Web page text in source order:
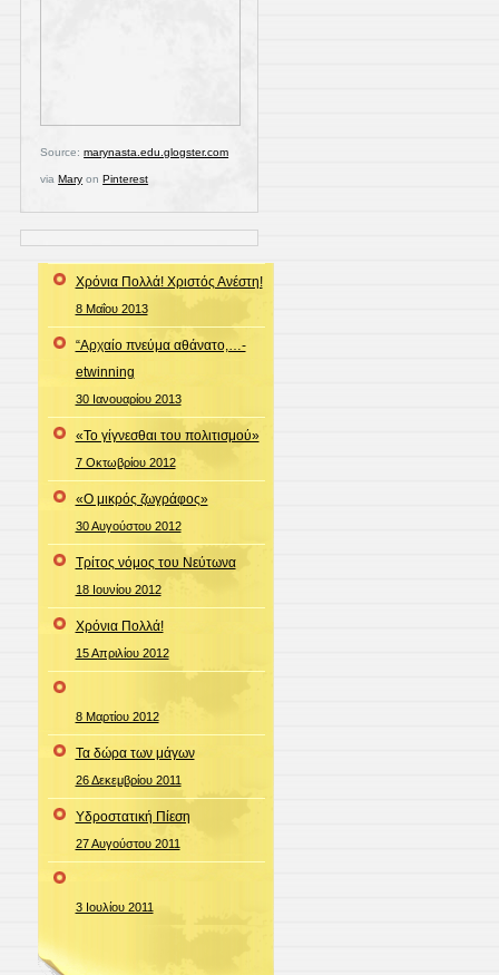
Source:marynasta.edu.glogster.com
viaMary onPinterest
Χρόνια Πολλά! Χριστός Ανέστη!
8 Μαΐου 2013
“Αρχαίο πνεύμα αθάνατο,…-
etwinning
30 Ιανουαρίου 2013
«Το γίγνεσθαι του πολιτισμού»
7 Οκτωβρίου 2012
«Ο μικρός ζωγράφος»
30 Αυγούστου 2012
Τρίτος νόμος του Νεύτωνα
18 Ιουνίου 2012
Χρόνια Πολλά!
15 Απριλίου 2012
8 Μαρτίου 2012
Τα δώρα των μάγων
26 Δεκεμβρίου 2011
Υδροστατική Πίεση
27 Αυγούστου 2011
3 Ιουλίου 2011